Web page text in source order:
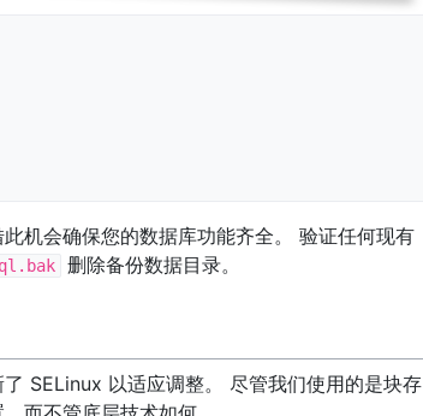
机会确保您的数据库功能齐全。 验证任何现有
删除备份数据目录。
SELinux 以适应调整。 尽管我们使用的是块存